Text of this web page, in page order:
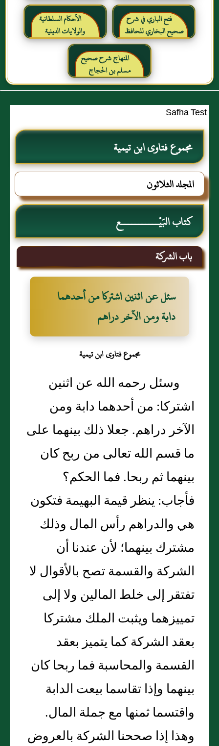
فتح الباري في شرح
صحيح البخاري للحافظ
ابن حجر العسقلاني
الأحكام السلطانية
والولايات الدينية
المنهاج شرح صحيح
مسلم بن الحجاج
Safha Test
مجموع فتاوى ابن تيمية
المجلد الثلاثون
كتاب البَيْـــــــــــع
باب الشركة
سئل عن اثنين اشتركا‏ من أحدهما
دابة ومن الآخر دراهم
مجموع فتاوى ابن تيمية
وسئل رحمه الله عن اثنين
اشتركا‏:‏ من أحدهما دابة ومن
الآخر دراهم‏.‏ جعلا ذلك بينهما على
ما قسم الله تعالى من ربح كان
بينهما ثم ربحا‏.‏ فما الحكم‏؟‏
فأجاب‏:‏ ينظر قيمة البهيمة فتكون
هي والدراهم رأس المال وذلك
مشترك بينهما؛ لأن عندنا أن
الشركة والقسمة تصح بالأقوال لا
تفتقر إلى خلط المالين ولا إلى
تمييزهما ويثبت الملك مشتركا
بعقد الشركة كما يتميز بعقد
القسمة والمحاسبة فما ربحا كان
بينهما وإذا تقاسما بيعت الدابة
واقتسما ثمنها مع جملة المال‏.‏
وهذا إذا صححنا الشركة بالعروض